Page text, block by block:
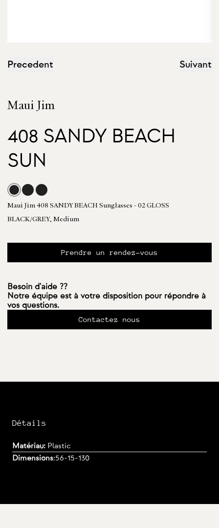
Precedent Suivant
Maui Jim
408 SANDY BEACH
SUN
Maui Jim 408 SANDY BEACH Sunglasses - 02 GLOSS
BLACK/GREY, Medium
Prendre un rendez-vous
Besoin d'aide ??
Notre équipe est à votre disposition pour répondre à
vos questions.
Contactez nous
Détails
Matériau: Plastic
Dimensions:56-15-130